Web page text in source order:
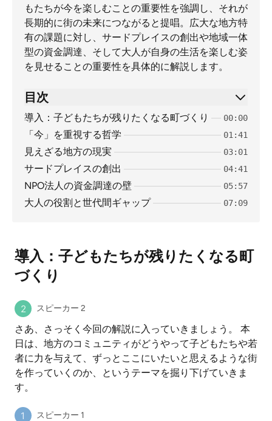
もたちが今を楽しむことの重要性を強調し、それが
長期的に街の未来につながると提唱。広大な地方特
有の課題に対し、サードプレイスの創出や地域一体
型の資金調達、そして大人が自身の生活を楽しむ姿
を見せることの重要性を具体的に解説します。
目次
導入：子どもたちが残りたくなる町づくり 00:00
「今」を重視する哲学 01:41
見えざる地方の現実 03:01
サードプレイスの創出 04:41
NPO法人の資金調達の壁 05:57
大人の役割と世代間ギャップ 07:09
導入：子どもたちが残りたくなる町
づくり
スピーカー 2
さあ、さっそく今回の解説に入っていきましょう。 本
日は、地方のコミュニティがどうやって子どもたちや若
者に力を与えて、ずっとここにいたいと思えるような街
を作っていくのか、というテーマを掘り下げていきま
す。
スピーカー 1